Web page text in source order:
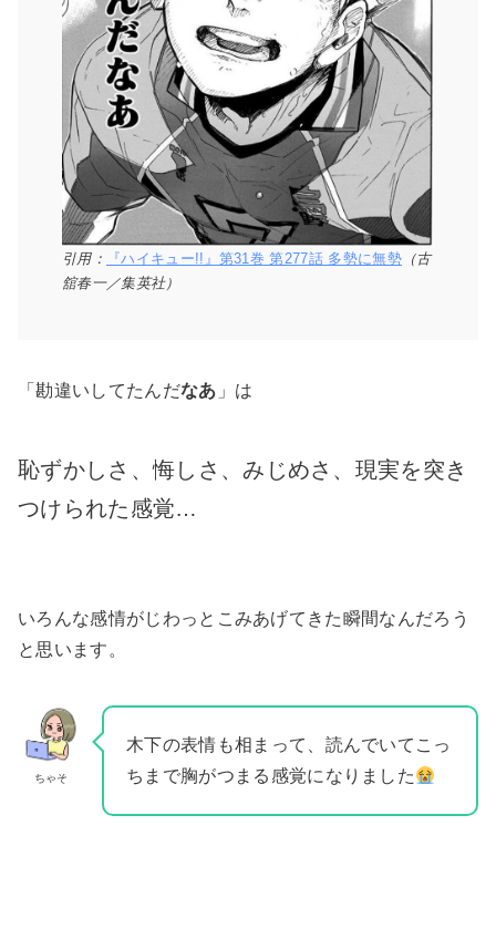
引用： 『ハイキュー!!』第31巻 第277話 多勢に無勢（古
舘春一／集英社）
「勘違いしてたんだなあ 」は
恥ずかしさ、悔しさ、みじめさ、現実を突き
つけられた感覚…
いろんな感情がじわっとこみあげてきた瞬間なんだろう
と思います。
ちゃそ
木下の表情も相まって、読んでいてこっ
ちまで胸がつまる感覚になりました